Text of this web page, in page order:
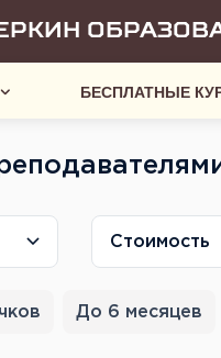
БЕСПЛАТНЫЕ
Стоимость
До 6 месяцев